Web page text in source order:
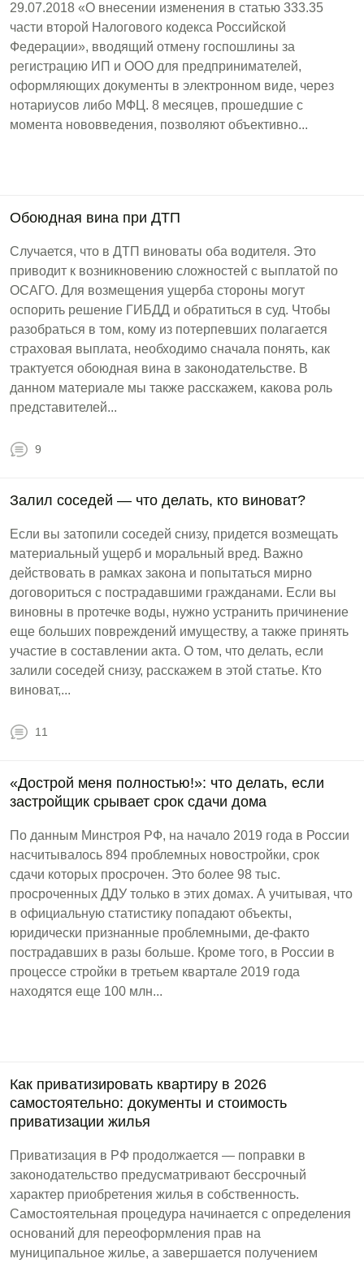
29.07.2018 «О внесении изменения в статью 333.35
части второй Налогового кодекса Российской
Федерации», вводящий отмену госпошлины за
регистрацию ИП и ООО для предпринимателей,
оформляющих документы в электронном виде, через
нотариусов либо МФЦ. 8 месяцев, прошедшие с
момента нововведения, позволяют объективно...
Обоюдная вина при ДТП
Случается, что в ДТП виноваты оба водителя. Это
приводит к возникновению сложностей с выплатой по
ОСАГО. Для возмещения ущерба стороны могут
оспорить решение ГИБДД и обратиться в суд. Чтобы
разобраться в том, кому из потерпевших полагается
страховая выплата, необходимо сначала понять, как
трактуется обоюдная вина в законодательстве. В
данном материале мы также расскажем, какова роль
представителей...
9
Залил соседей — что делать, кто виноват?
Если вы затопили соседей снизу, придется возмещать
материальный ущерб и моральный вред. Важно
действовать в рамках закона и попытаться мирно
договориться с пострадавшими гражданами. Если вы
виновны в протечке воды, нужно устранить причинение
еще больших повреждений имуществу, а также принять
участие в составлении акта. О том, что делать, если
залили соседей снизу, расскажем в этой статье. Кто
виноват,...
11
«Дострой меня полностью!»: что делать, если
застройщик срывает срок сдачи дома
По данным Минстроя РФ, на начало 2019 года в России
насчитывалось 894 проблемных новостройки, срок
сдачи которых просрочен. Это более 98 тыс.
просроченных ДДУ только в этих домах. А учитывая, что
в официальную статистику попадают объекты,
юридически признанные проблемными, де-факто
пострадавших в разы больше. Кроме того, в России в
процессе стройки в третьем квартале 2019 года
находятся еще 100 млн...
Как приватизировать квартиру в 2026
самостоятельно: документы и стоимость
приватизации жилья
Приватизация в РФ продолжается — поправки в
законодательство предусматривают бессрочный
характер приобретения жилья в собственность.
Самостоятельная процедура начинается с определения
оснований для переоформления прав на
муниципальное жилье, а завершается получением